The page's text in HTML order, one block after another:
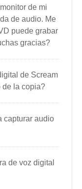
de mi
de audio. Me
puede grabar
gracias?
de Scream
de la copia?
capturar audio
de voz digital